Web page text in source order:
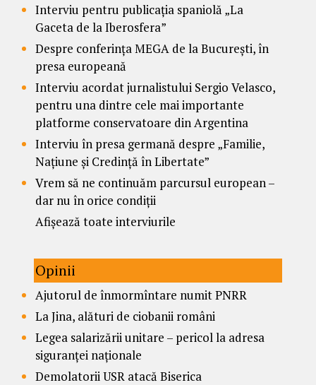
Interviu pentru publicația spaniolă „La
Gaceta de la Iberosfera”
Despre conferința MEGA de la București, în
presa europeană
Interviu acordat jurnalistului Sergio Velasco,
pentru una dintre cele mai importante
platforme conservatoare din Argentina
Interviu în presa germană despre „Familie,
Națiune și Credință în Libertate”
Vrem să ne continuăm parcursul european –
dar nu în orice condiții
Afișează toate interviurile
Opinii
Ajutorul de înmormîntare numit PNRR
La Jina, alături de ciobanii români
Legea salarizării unitare – pericol la adresa
siguranței naționale
Demolatorii USR atacă Biserica